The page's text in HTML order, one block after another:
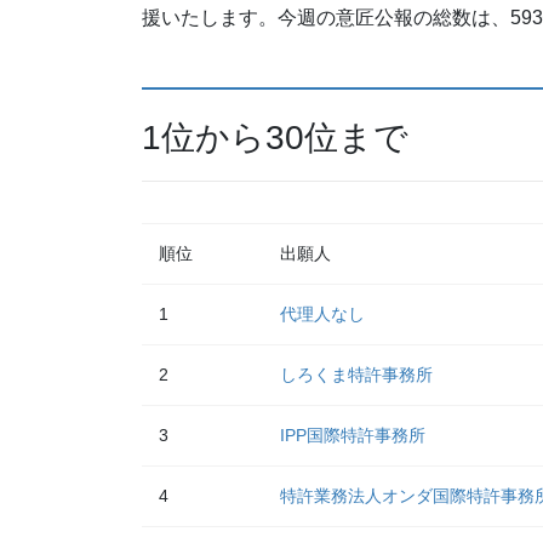
援いたします。今週の意匠公報の総数は、593
1位から30位まで
順位 出願人
1 代理人なし
2 しろくま特許事務所
3 IPP国際特許事務所
4 特許業務法人オンダ国際特許事務